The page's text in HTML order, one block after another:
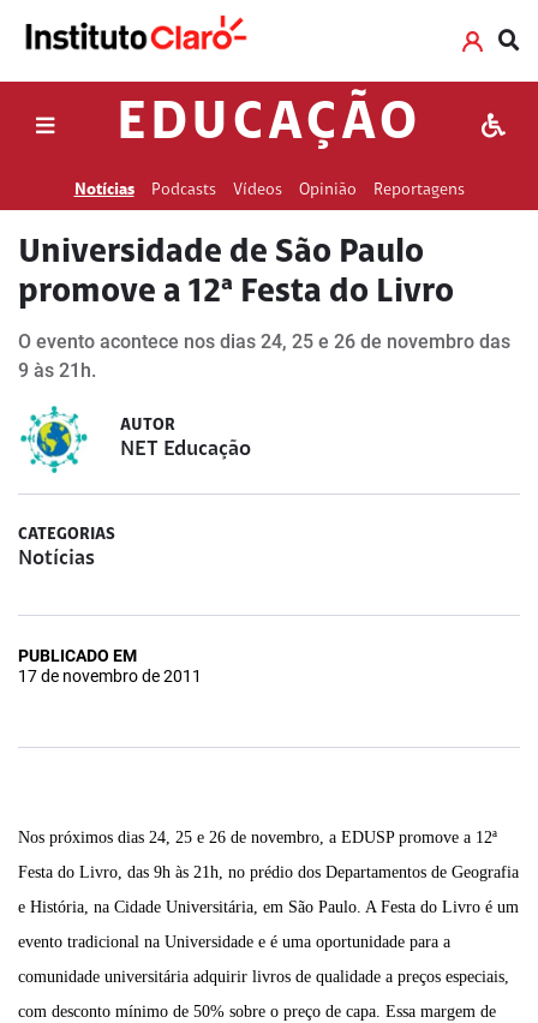
EDUCAÇÃO
Notícias Podcasts Vídeos Opinião Reportagens
Universidade de São Paulo
promove a 12ª Festa do Livro
O evento acontece nos dias 24, 25 e 26 de novembro das
9 às 21h.
AUTOR
NET Educação
CATEGORIAS
Notícias
PUBLICADO EM
17 de novembro de 2011
Nos próximos dias 24, 25 e 26 de novembro, a EDUSP promove a 12ª
Festa do Livro, das 9h às 21h, no prédio dos Departamentos de Geografia
e História, na Cidade Universitária, em São Paulo. A Festa do Livro é um
evento tradicional na Universidade e é uma oportunidade para a
comunidade universitária adquirir livros de qualidade a preços especiais,
com desconto mínimo de 50% sobre o preço de capa. Essa margem de